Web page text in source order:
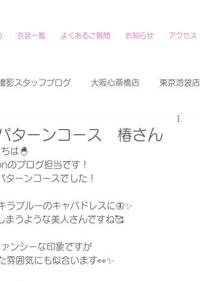
衣装一覧 よくあるご質問 お知らせ アクセス
影スタッフブログ 大阪心斎橋店 東京池袋店
ターンコース 椿さん
は🐣
ブログ担当です！
ターンコースでした！
ラブルーのキャバドレスに🦋✨
まうような美人さんですね🥰
ンシーな印象ですが
雰囲気にも似合います👀✨